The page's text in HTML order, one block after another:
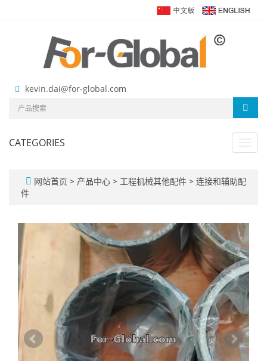
kevin.dai@for-global.com
CATEGORIES
网站首页 > 产品中心 > 工程机械其他配件 > 连接和辅助配
件